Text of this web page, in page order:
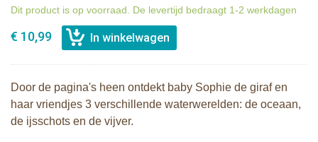
Dit product is op voorraad. De levertijd bedraagt 1-2 werkdagen
€ 10,99
Door de pagina's heen ontdekt baby Sophie de giraf en
haar vriendjes 3 verschillende waterwerelden: de oceaan,
de ijsschots en de vijver.